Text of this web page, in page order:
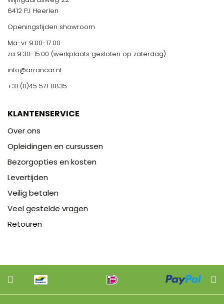
6412 PJ Heerlen
Openingstijden showroom
Ma-vr 9:00-17:00
za 9:30-15:00 (werkplaats gesloten op zaterdag)
info@arrancar.nl
+31 (0)45 571 0835
KLANTENSERVICE
Over ons
Opleidingen en cursussen
Bezorgopties en kosten
Levertijden
Veilig betalen
Veel gestelde vragen
Retouren